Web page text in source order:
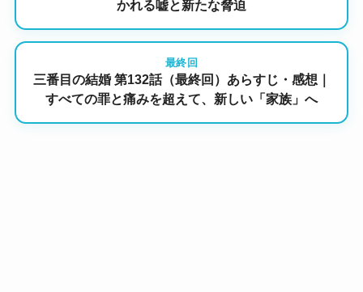
かれる嘘と新たな脅迫
最終回
三番目の結婚 第132話（最終回）あらすじ・感想｜
すべての罪と痛みを超えて、新しい「家族」へ